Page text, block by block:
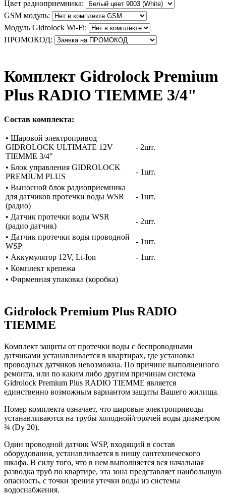
Цвет радиоприемника:
GSM модуль:
Модуль Gidrolock Wi-Fi:
ПРОМОКОД:
Комплект Gidrоlock Premium
Plus RADIO TIEMME 3/4"
Состав комплекта:
• Шаровой электропривод
GIDROLOCK ULTIMATE 12V
TIEMME 3/4"
- 2шт.
• Блок управления GIDROLOCK
PREMIUM PLUS
- 1шт.
• Выносной блок радиоприемника
для датчиков протечки воды WSR
(радио)
- 1шт.
• Датчик протечки воды WSR
(радио датчик)
- 2шт.
• Датчик протечки воды проводной
WSP
- 1шт.
• Аккумулятор 12V, Li-Ion
- 1шт.
• Комплект крепежа
• Фирменная упаковка (коробка)
Gidrоlock Premium Plus RADIO
TIEMME
Комплект защиты от протечки воды с беспроводными
датчиками устанавливается в квартирах, где установка
проводных датчиков невозможна. По причине выполненного
ремонта, или по каким либо другим причинам система
Gidrоlock Premium Plus RADIO TIEMME является
единственно возможным вариантом защиты Вашего жилища.
Номер комплекта означает, что шаровые электроприводы
устанавливаются на трубы холодной/горячей воды диаметром
¾ (Dy 20).
Один проводной датчик WSP, входящий в состав
оборудования, устанавливается в нишу сантехнического
шкафа. В силу того, что в нем выполняется вся начальная
разводка труб по квартире, эта зона представляет наибольшую
опасность, с точки зрения утечки воды из системы
водоснабжения.